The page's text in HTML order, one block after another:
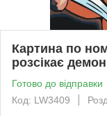
Картина по
розсікає
Готово до відправки
Код: LW3409